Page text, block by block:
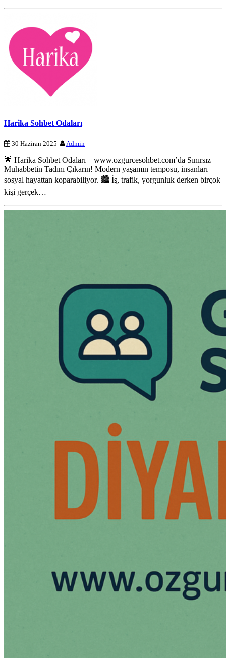
Harika Sohbet Odaları
30 Haziran 2025 Admin
🌟 Harika Sohbet Odaları – www.ozgurcesohbet.com’da Sınırsız
Muhabbetin Tadını Çıkarın! Modern yaşamın temposu, insanları
sosyal hayattan koparabiliyor. 🏙️ İş, trafik, yorgunluk derken birçok
kişi gerçek…